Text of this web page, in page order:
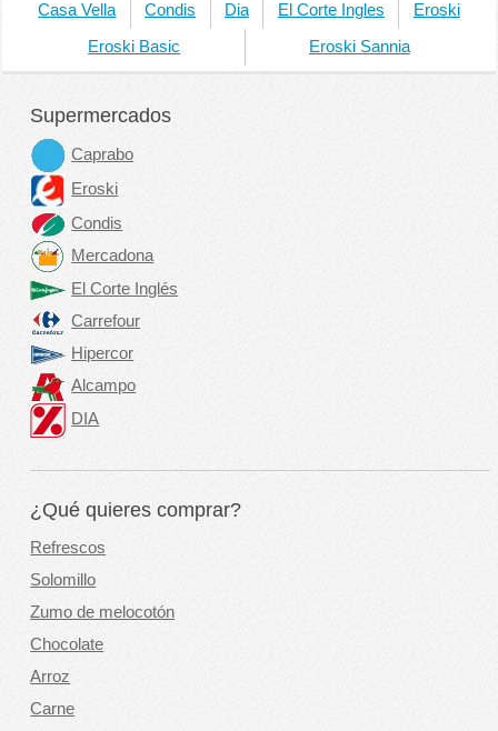
Casa Vella Condis Dia El Corte Ingles Eroski
Eroski Basic Eroski Sannia
Supermercados
Caprabo
Eroski
Condis
Mercadona
El Corte Inglés
Carrefour
Hipercor
Alcampo
DIA
¿Qué quieres comprar?
Refrescos
Solomillo
Zumo de melocotón
Chocolate
Arroz
Carne